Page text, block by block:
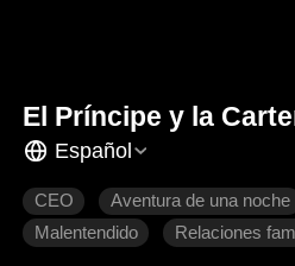
El Príncipe y la
Español
CEO Aventura de una noche
Malentendido
Relaciones